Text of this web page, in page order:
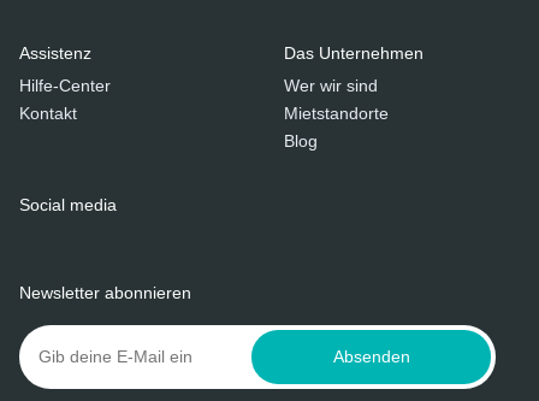
Assistenz
Hilfe-Center
Kontakt
Das Unternehmen
Wer wir sind
Mietstandorte
Blog
Social media
Newsletter abonnieren
Absenden